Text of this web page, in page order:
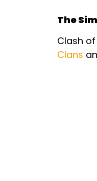
The
Clash
Clans